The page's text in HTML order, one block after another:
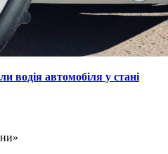
водія автомобіля у стані